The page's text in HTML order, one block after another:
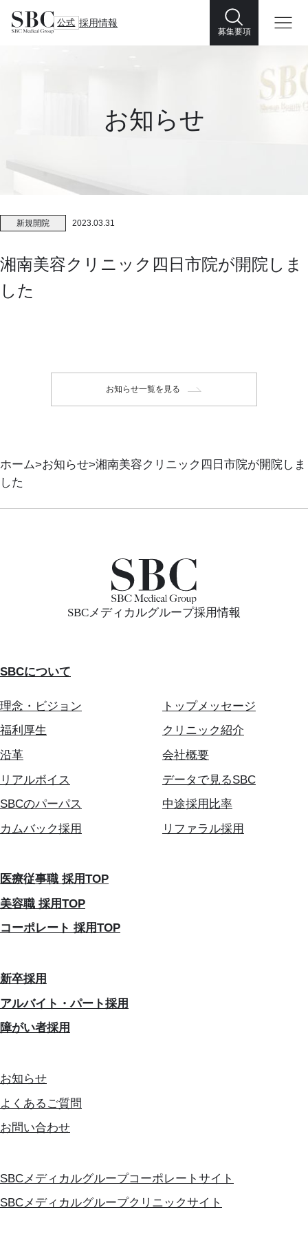
公式 採用情報
募集要項
お知らせ
新規開院 2023.03.31
湘南美容クリニック四日市院が開院しま
した
お知らせ一覧を見る
ホーム お知らせ 湘南美容クリニック四日市院が開院しま
した
SBCメディカルグループ採用情報
SBCについて
理念・ビジョン
トップメッセージ
福利厚生
クリニック紹介
沿革
会社概要
リアルボイス
データで見るSBC
SBCのパーパス
中途採用比率
カムバック採用
リファラル採用
医療従事職 採用TOP
美容職 採用TOP
コーポレート 採用TOP
新卒採用
アルバイト・パート採用
障がい者採用
お知らせ
よくあるご質問
お問い合わせ
SBCメディカルグループコーポレートサイト
SBCメディカルグループクリニックサイト